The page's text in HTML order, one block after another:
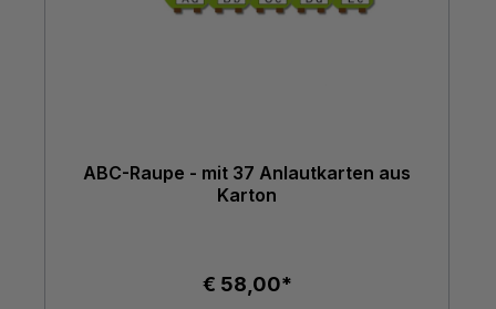
ABC-Raupe - mit 37 Anlautkarten aus
Karton
€ 58,00*